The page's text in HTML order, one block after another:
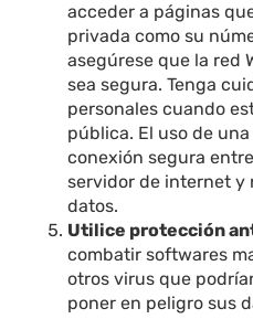
acceder a páginas
privada como su
asegúrese que la red
sea segura. Tenga
personales cuando
pública. El uso de
conexión segura
servidor de internet y
datos.
Utilice protección
combatir softwares
otros virus que
poner en peligro sus